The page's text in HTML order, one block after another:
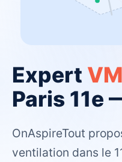
Expert
Paris 11e
OnAspireTout
ventilation dans le